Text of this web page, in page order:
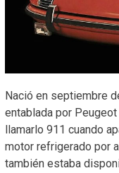
Nació en septiembre
entablada por Peugeot
llamarlo 911 cuando
motor refrigerado por
también estaba